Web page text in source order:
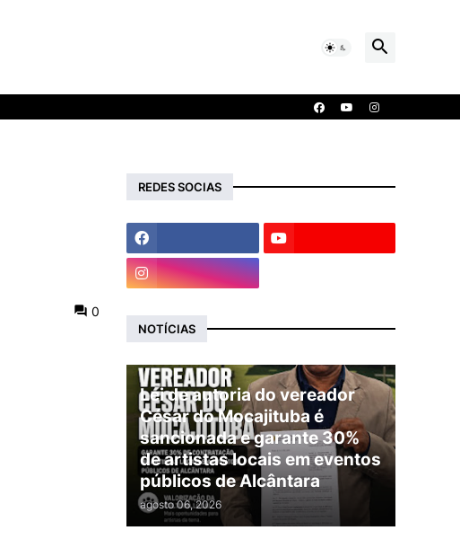
0
REDES SOCIAS
NOTÍCIAS
Lei de autoria do vereador
César do Mocajituba é
sancionada e garante 30%
de artistas locais em eventos
públicos de Alcântara
agosto 06, 2026